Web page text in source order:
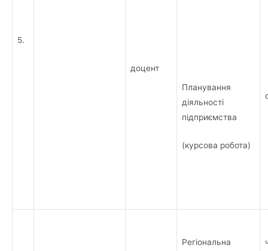
5.
доцент
Планування
діяльності
підприємства
(курсова робота)
Регіональна